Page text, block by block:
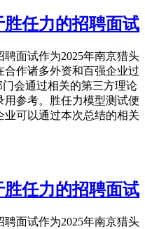
任力的招聘面试
面试作为2025年南京猎头
作诸多外资和百强企业过
会通过相关的第三方理论
参考。胜任力模型测试便
可以通过本次总结的相关
任力的招聘面试
面试作为2025年南京猎头